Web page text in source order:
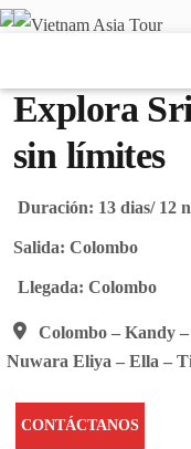
Explora
sin límites
Duración: 13 dias/ 12
Salida: Colombo
Llegada: Colombo
Colombo – Kandy
Nuwara Eliya – Ella –
CONTÁCTANOS